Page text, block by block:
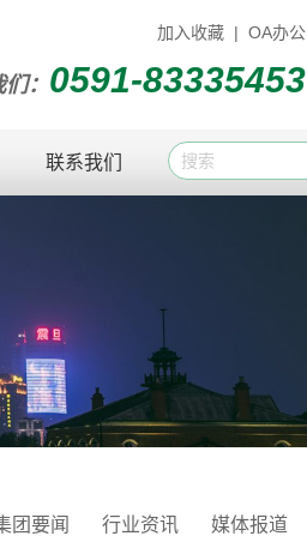
加入收藏 | OA办公
： 0591-83335453
联系我们
团要闻 行业资讯 媒体报道